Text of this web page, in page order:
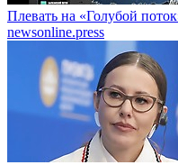
Плевать на «Голубой
newsonline.press